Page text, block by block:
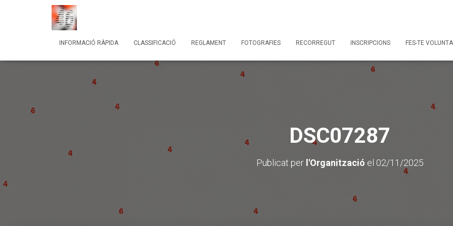
INFORMACIÓ RÀPIDA CLASSIFICACIÓ REGLAMENT FOTOGRAFIES RECORREGUT INSCRIPCIONS FES-TE
DSC07287
Publicat per l'Organització el 02/11/2025